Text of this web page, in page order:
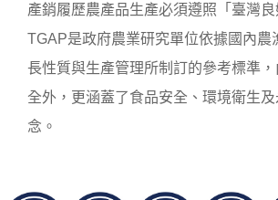
產銷履歷農產品生產必須遵照「臺灣良
TGAP是政府農業研究單位依據國內農
長性質與生產管理所制訂的參考標準
全外，更涵蓋了食品安全、環境衛生
念。